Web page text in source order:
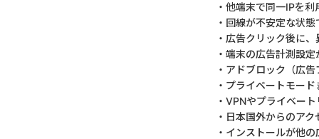
・他端末で同一IPを
・回線が不安定な状
・広告クリック後に
・端末の広告計測設
・アドブロック（広
・プライベートモー
・VPNやプライベー
・日本国外からのア
・インストールが他